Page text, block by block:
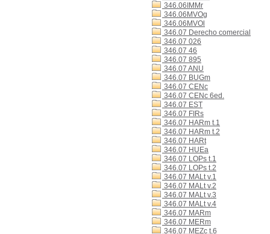
346.06IMMr
346.06MVOg
346.06MVOl
346.07 Derecho comercial
346.07 026
346.07 46
346.07 895
346.07 ANU
346.07 BUGm
346.07 CENc
346.07 CENc 6ed.
346.07 EST
346.07 FIRs
346.07 HARm t.1
346.07 HARm t.2
346.07 HARt
346.07 HUEa
346.07 LOPs t.1
346.07 LOPs t.2
346.07 MALt v.1
346.07 MALt v.2
346.07 MALt v.3
346.07 MALt v.4
346.07 MARm
346.07 MERm
346.07 MEZc t.6